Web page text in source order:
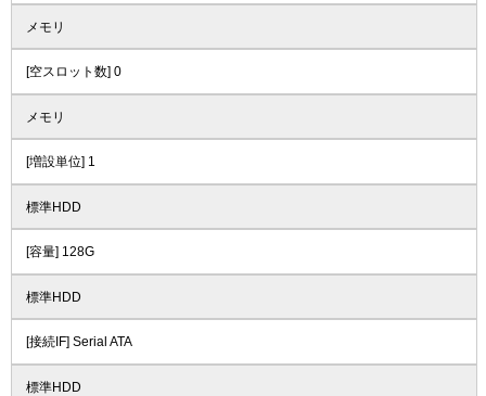
メモリ
[空スロット数] 0
メモリ
[増設単位] 1
標準HDD
[容量] 128G
標準HDD
[接続IF] Serial ATA
標準HDD